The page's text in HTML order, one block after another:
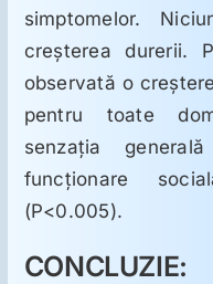
simptomelor.
creşterea durerii.
observată o
pentru toate
senzaţia
funcţionare
(P<0.005).
CONCLUZIE: